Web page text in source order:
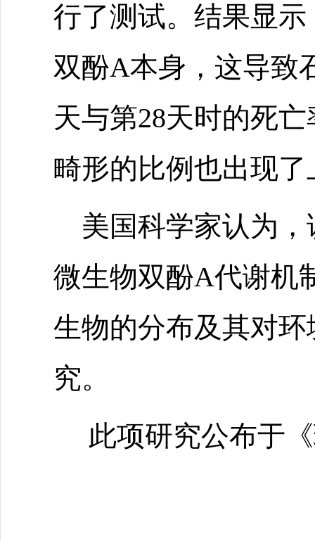
行了测试。结果显
双酚A本身，这导致
天与第28天时的死
畸形的比例也出现了
美国科学家认为，
微生物双酚A代谢机
生物的分布及其对
究。
此项研究公布于《